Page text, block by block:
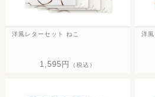
洋風レターセット ねこ
1,595円 （税込）
洋